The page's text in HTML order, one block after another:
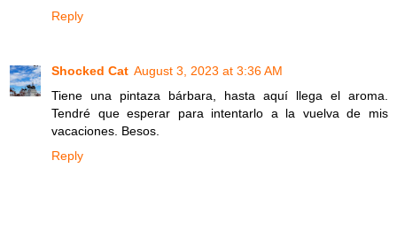
Reply
Shocked Cat August 3, 2023 at 3:36 AM
Tiene una pintaza bárbara, hasta aquí llega el aroma.
Tendré que esperar para intentarlo a la vuelva de mis
vacaciones. Besos.
Reply